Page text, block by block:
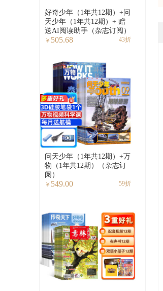
好奇少年（1年共12期）+问
天少年（1年共12期）+ 赠
送AI阅读助手（杂志订阅）
￥ 505.68 43折
问天少年（1年共12期）+万
物（1年共12期）（杂志订
阅）
￥ 549.00 59折